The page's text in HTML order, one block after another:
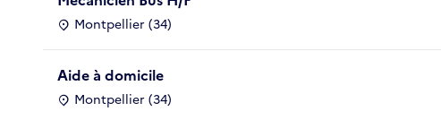
Montpellier (34)
Aide à domicile
Montpellier (34)